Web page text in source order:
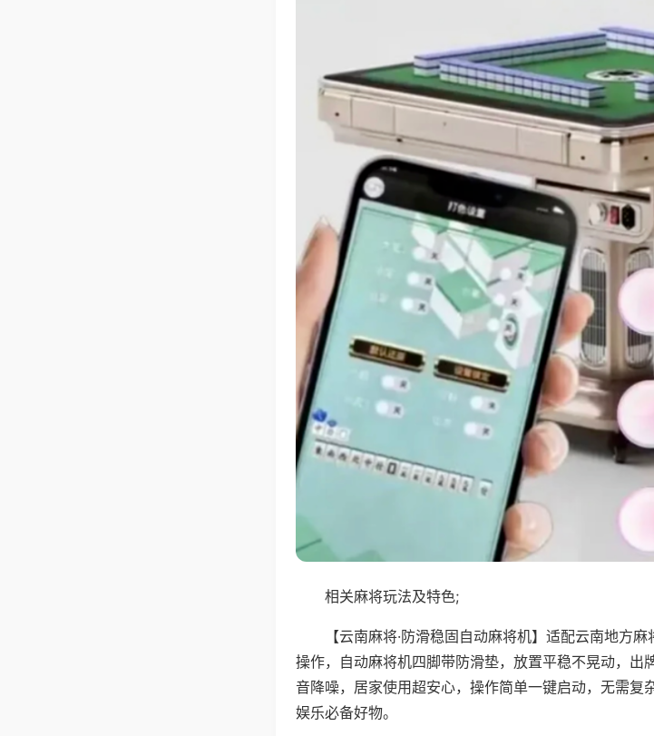
相关麻将玩法及特色;
【云南麻将·防滑稳固自动麻将机】适配云南地方
操作，自动麻将机四脚带防滑垫，放置平稳不晃动，出
音降噪，居家使用超安心，操作简单一键启动，无需复
娱乐必备好物。